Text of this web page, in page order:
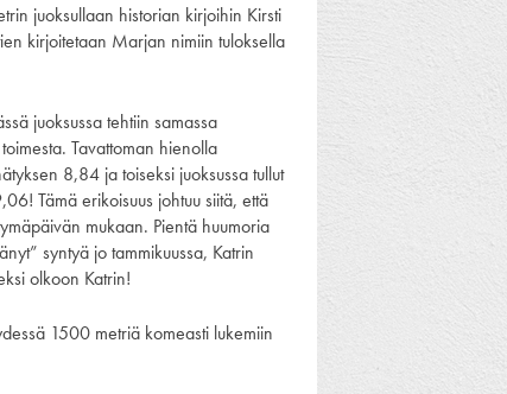
juoksullaan historian kirjoihin Kirsti
kirjoitetaan Marjan nimiin tuloksella
juoksussa tehtiin samassa
Tavattoman hienolla
8,84 ja toiseksi juoksussa tullut
Tämä erikoisuus johtuu siitä, että
mukaan. Pientä huumoria
syntyä jo tammikuussa, Katrin
olkoon Katrin!
1500 metriä komeasti lukemiin